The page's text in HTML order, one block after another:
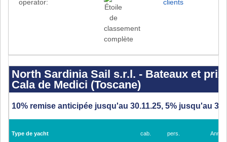
operator:
clients
Sardinia
Sail
s.r.l.
Bateaux
prix
2026
dei
Sardi
North Sardinia Sail s.r.l. - Bateaux et
Cala de Medici (Toscane)
10% remise anticipée jusqu'au 30.11.25, 5% jusqu'au
Type de yacht cab. pers. Année